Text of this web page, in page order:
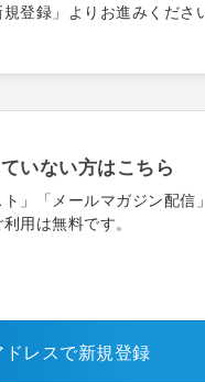
登録」よりお進みくださ
いない方はこちら
ト」「メールマガジン配
用は無料です。
ドレスで新規登録